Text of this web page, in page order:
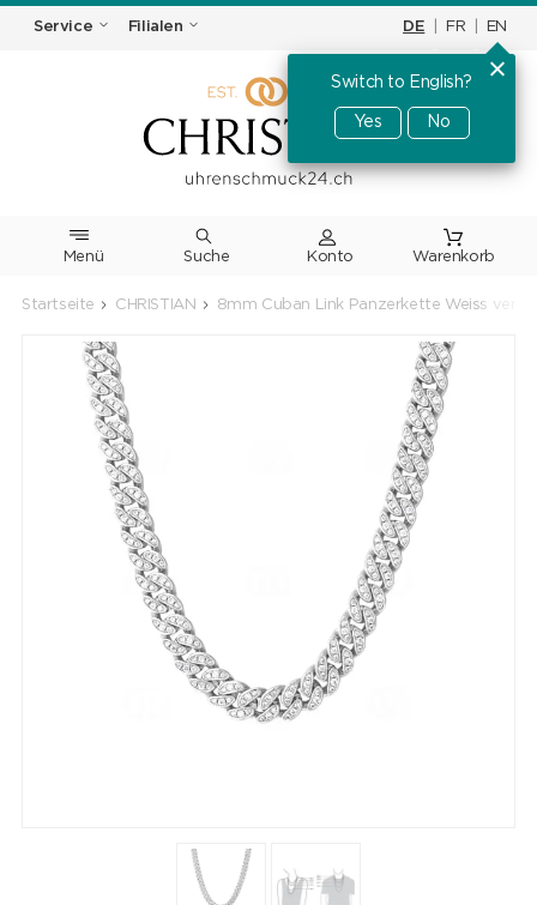
Service Filialen DE FR EN
Switch to English?
Yes No
Menü Suche Warenkorb
Startseite CHRISTIAN 8mm Cuban Link Panzerkette Weiss